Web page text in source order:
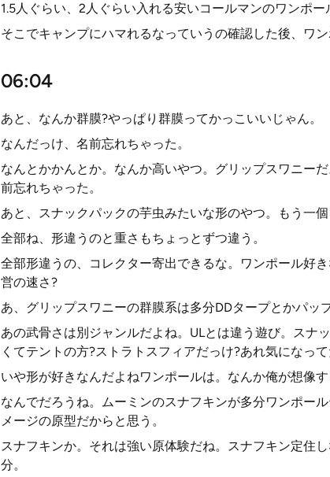
1.5人ぐらい、2人ぐらい入れる安いコールマンのワンポー
そこでキャンプにハマれるなっていうの確認した後、ワ
06:04
あと、なんか群膜?やっぱり群膜ってかっこいいじゃん。
なんだっけ、名前忘れちゃった。
なんとかかんとか。なんか高いやつ。グリップスワニー
前忘れちゃった。
あと、スナックパックの芋虫みたいな形のやつ。もう一
全部ね、形違うのと重さもちょっとずつ違う。
全部形違うの、コレクター寄出できるな。ワンポール好
営の速さ?
あ、グリップスワニーの群膜系は多分DDタープとかパッ
あの武骨さは別ジャンルだよね。ULとは違う遊び。スナ
くてテントの方?ストラトスフィアだっけ?あれ気になっ
いや形が好きなんだよねワンポールは。なんか俺が想像す
なんでだろうね。ムーミンのスナフキンが多分ワンポー
メージの原型だからと思う。
スナフキンか。それは強い原体験だね。スナフキン定住
分。